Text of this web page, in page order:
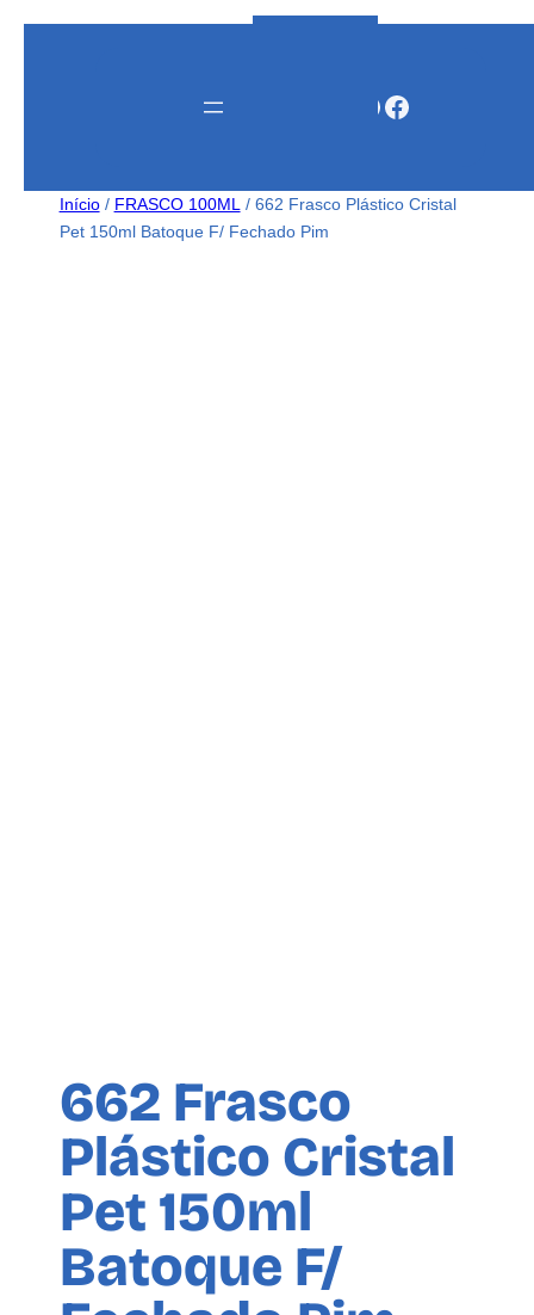
Facebook
Início/ FRASCO 100ML / 662 Frasco Plástico Cristal
Pet 150ml Batoque F/ Fechado Pim
662 Frasco
Plástico Cristal
Pet 150ml
Batoque F/